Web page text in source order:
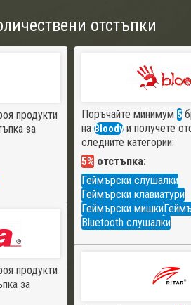
отстъпки
продукти
за
Поръчайте минимум 5
на Bloody и получете
следните категории:
5% отстъпка:
Геймърски слушалки
Геймърски клавиатури
Геймърски мишки
Bluetooth слушалки
продукти
за